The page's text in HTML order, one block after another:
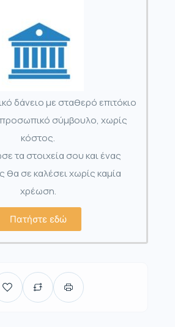
δάνειο με σταθερό επιτόκιο
σύμβουλο, χωρίς
κόστος.
τα στοιχεία σου και ένας
θα σε καλέσει χωρίς καμία
χρέωση.
Πατήστε εδώ